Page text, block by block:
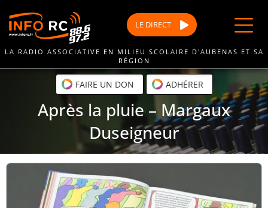
au
contenu
LE DIRECT
LA RADIO ASSOCIATIVE EN MILIEU SCOLAIRE D'AUBENAS ET SA
RÉGION
FAIRE UN DON ADHÉRER
Après la pluie – Margaux
Duseigneur